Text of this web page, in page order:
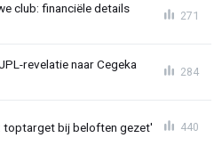
club: financiële details
271
revelatie naar Cegeka
284
toptarget bij beloften gezet' 440